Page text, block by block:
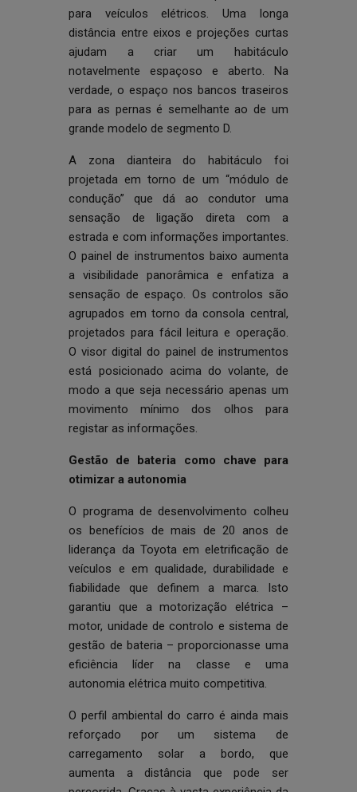
para veículos elétricos. Uma longa
distância entre eixos e projeções curtas
ajudam a criar um habitáculo
notavelmente espaçoso e aberto. Na
verdade, o espaço nos bancos traseiros
para as pernas é semelhante ao de um
grande modelo de segmento D.
A zona dianteira do habitáculo foi
projetada em torno de um “módulo de
condução” que dá ao condutor uma
sensação de ligação direta com a
estrada e com informações importantes.
O painel de instrumentos baixo aumenta
a visibilidade panorâmica e enfatiza a
sensação de espaço. Os controlos são
agrupados em torno da consola central,
projetados para fácil leitura e operação.
O visor digital do painel de instrumentos
está posicionado acima do volante, de
modo a que seja necessário apenas um
movimento mínimo dos olhos para
registar as informações.
Gestão de bateria como chave para
otimizar a autonomia
O programa de desenvolvimento colheu
os benefícios de mais de 20 anos de
liderança da Toyota em eletrificação de
veículos e em qualidade, durabilidade e
fiabilidade que definem a marca. Isto
garantiu que a motorização elétrica –
motor, unidade de controlo e sistema de
gestão de bateria – proporcionasse uma
eficiência líder na classe e uma
autonomia elétrica muito competitiva.
O perfil ambiental do carro é ainda mais
reforçado por um sistema de
carregamento solar a bordo, que
aumenta a distância que pode ser